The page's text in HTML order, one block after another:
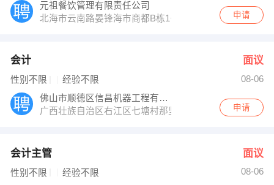
元祖餐饮管理有限责任公司
北海市云南路晏锋海市商都B栋1号
申请
会计 面议
性别不限 经验不限
08-06
佛山市顺德区信昌机器工程有限公司南宁分公
广西壮族自治区右江区七塘村那坚屯28号
申请
会计主管 面议
性别不限 经验不限
08-06